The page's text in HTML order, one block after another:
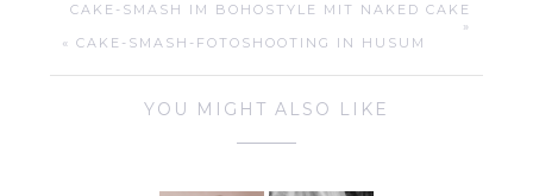
CAKE-SMASH IM BOHOSTYLE MIT NAKED CAKE
»
« CAKE-SMASH-FOTOSHOOTING IN HUSUM
YOU MIGHT ALSO LIKE